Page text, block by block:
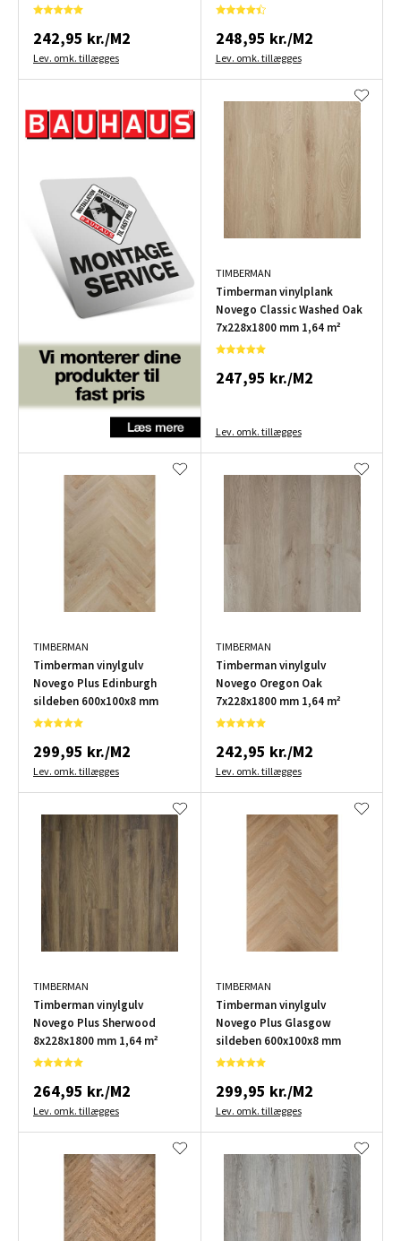
242,95 kr./M2
Lev. omk. tillægges
248,95 kr./M2
Lev. omk. tillægges
TIMBERMAN
Timberman vinylplank
Novego Classic Washed Oak
7x228x1800 mm 1,64 m²
247,95 kr./M2
Lev. omk. tillægges
TIMBERMAN
Timberman vinylgulv
Novego Plus Edinburgh
sildeben 600x100x8 mm
299,95 kr./M2
Lev. omk. tillægges
TIMBERMAN
Timberman vinylgulv
Novego Oregon Oak
7x228x1800 mm 1,64 m²
242,95 kr./M2
Lev. omk. tillægges
TIMBERMAN
Timberman vinylgulv
Novego Plus Sherwood
8x228x1800 mm 1,64 m²
264,95 kr./M2
Lev. omk. tillægges
TIMBERMAN
Timberman vinylgulv
Novego Plus Glasgow
sildeben 600x100x8 mm
299,95 kr./M2
Lev. omk. tillægges